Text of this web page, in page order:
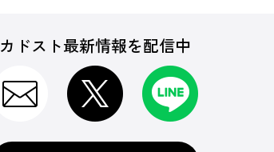
カドスト最新情報を配信中